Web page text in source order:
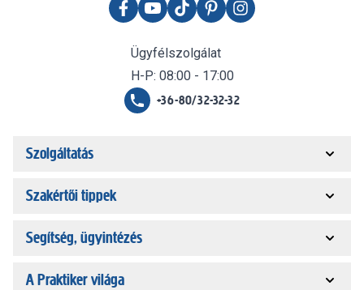
Ügyfélszolgálat
H-P: 08:00 - 17:00
+36-80/32-32-32
Szolgáltatás
Szakértői tippek
Segítség, ügyintézés
A Praktiker világa